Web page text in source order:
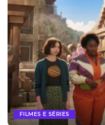
FILMES E SÉRIES